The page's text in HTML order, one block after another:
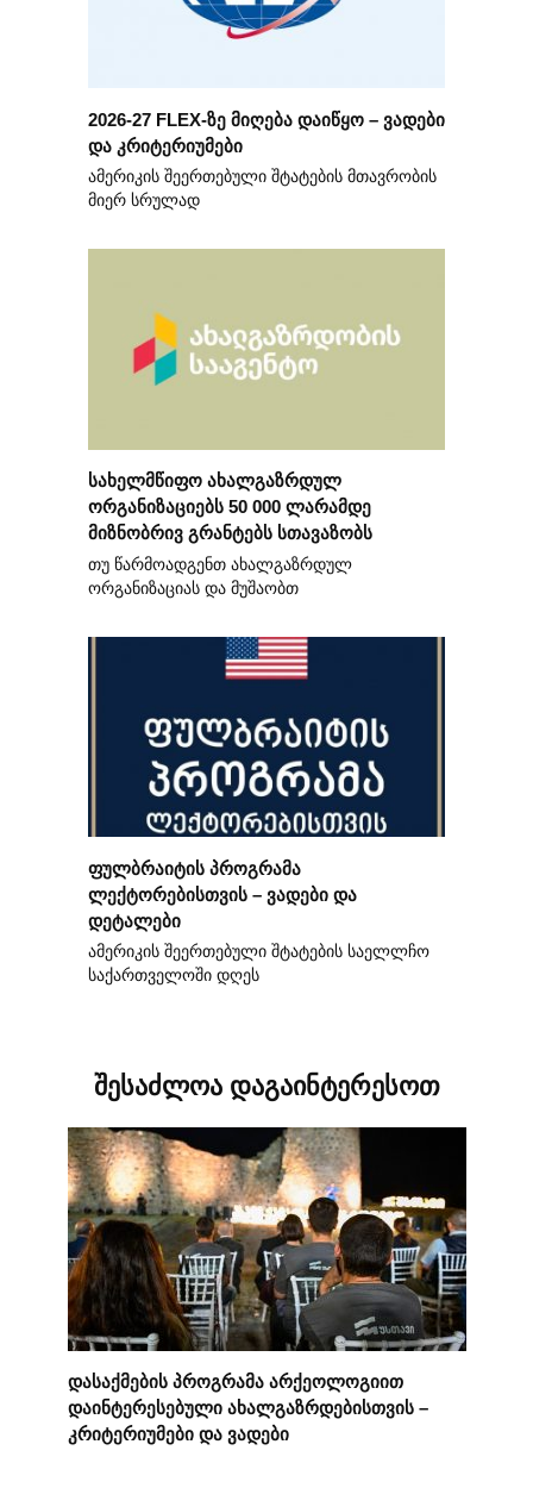
2026-27 FLEX-ზე მიღება დაიწყო – ვადები
და კრიტერიუმები
ამერიკის შეერთებული შტატების მთავრობის
მიერ სრულად
სახელმწიფო ახალგაზრდულ
ორგანიზაციებს 50 000 ლარამდე
მიზნობრივ გრანტებს სთავაზობს
თუ წარმოადგენთ ახალგაზრდულ
ორგანიზაციას და მუშაობთ
ფულბრაიტის პროგრამა
ლექტორებისთვის – ვადები და
დეტალები
ამერიკის შეერთებული შტატების საელლჩო
საქართველოში დღეს
შესაძლოა დაგაინტერესოთ
დასაქმების პროგრამა არქეოლოგიით
დაინტერესებული ახალგაზრდებისთვის –
კრიტერიუმები და ვადები